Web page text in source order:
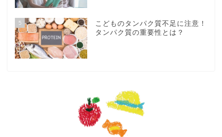
5
こどものタンパク質不足に注意！
タンパク質の重要性とは？